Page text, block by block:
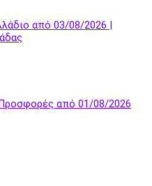
από 03/08/2026 |
από 01/08/2026